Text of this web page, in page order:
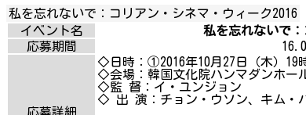
私を忘れないで：コリアン・シネマ・ウィーク2016
イベント名
私を忘れないで：
応募期間
応募詳細
◇日時：①2016年10月27日（木）19
◇会場：韓国文化院ハンマダンホー
◇監 督：イ・ユンジョン
◇ 出 演：チョン・ウソン、キム・